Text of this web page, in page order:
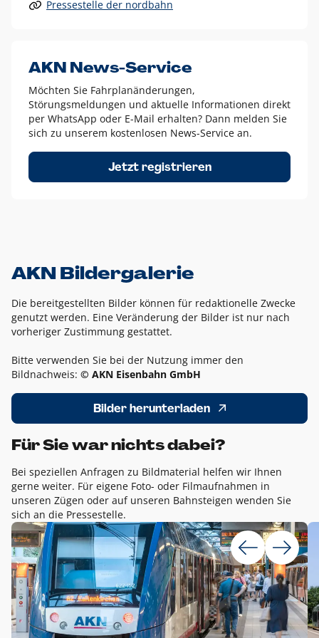
Alle anderen Logo-Varianten dürfen nur in Ausnahmefällen
Diese Ausnahmen sind zum Beispiel:
dem AKN Blau,
weißes Logo auf Fotohintergründen,
schwarzes Logo für reine Schwarz-Weiß-Umsetzungen
Um das Logo herum muss ein Schutzraum von jeweils einer
Höhe bzw. Breite des N aus AKN in alle Richtungen
Pressestelle der nordbahn
AKN News-Service
Möchten Sie Fahrplanänderungen,
Störungsmeldungen und aktuelle Informationen direkt
per WhatsApp oder E-Mail erhalten? Dann melden Sie
sich zu unserem kostenlosen News-Service an.
Jetzt registrieren
AKN Bildergalerie
Die bereitgestellten Bilder können für redaktionelle Zwecke
genutzt werden. Eine Veränderung der Bilder ist nur nach
vorheriger Zustimmung gestattet.
Bitte verwenden Sie bei der Nutzung immer den
Bildnachweis: © AKN Eisenbahn GmbH
Bilder herunterladen
Für Sie war nichts dabei?
Bei speziellen Anfragen zu Bildmaterial helfen wir Ihnen
gerne weiter. Für eigene Foto- oder Filmaufnahmen in
unseren Zügen oder auf unseren Bahnsteigen wenden Sie
sich an die Pressestelle.